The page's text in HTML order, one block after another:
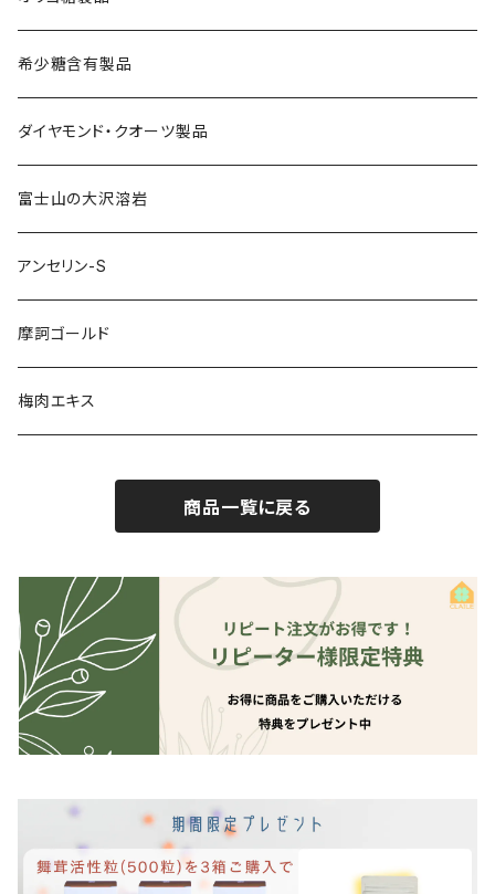
舞茸活性粒
希少糖含有製品
ダイヤモンド・クオーツ製品
富士山の大沢溶岩
アンセリン-S
摩訶ゴールド
梅肉エキス
商品一覧に戻る